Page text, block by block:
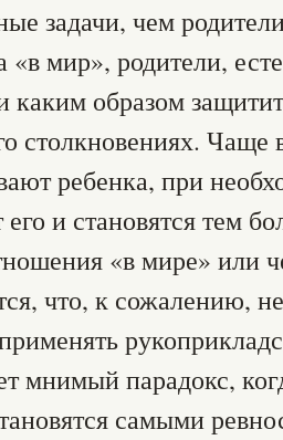
задачи, чем
«в мир», родители,
каким образом
столкновениях. Чаще
ребенка, при
и становятся тем
«в мире» или
что, к сожалению,
мнимый парадокс,
самыми